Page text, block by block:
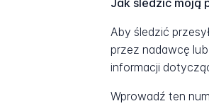
Jak śledzić moją
Aby śledzić
przez nadawcę
informacji
Wprowadź ten